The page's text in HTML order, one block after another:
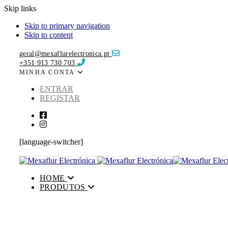
Skip links
Skip to primary navigation
Skip to content
geral@mexaflurelectronica.pt
+351 913 730 703
MINHA CONTA
ENTRAR
REGISTAR
[language-switcher]
HOME
PRODUTOS